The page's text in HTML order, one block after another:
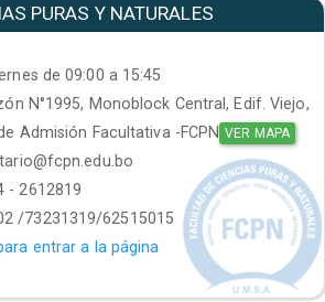
PURAS Y NATURALES
de 09:00 a 15:45
N°1995, Monoblock Central, Edif. Viejo,
Admisión Facultativa -FCPN VER MAPA
- 2612819
/73231319/62515015
entrar a la página